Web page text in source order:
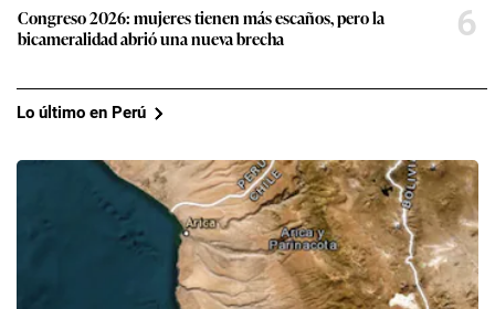
Congreso 2026: mujeres tienen más escaños, pero la
bicameralidad abrió una nueva brecha
6
Lo último en Perú